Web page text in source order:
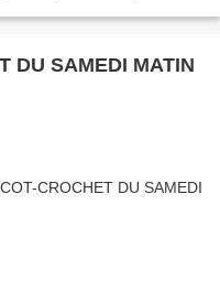
DU SAMEDI MATIN